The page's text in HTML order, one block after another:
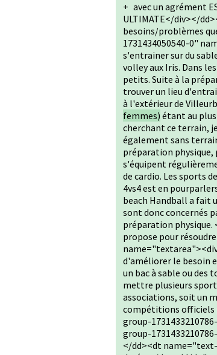
+ avec un agrément
ULTIMATE</div></
besoins/problèmes
1731434050540-0"
s'entrainer sur du
volley aux Iris. Dans
petits. Suite à la
trouver un lieu
à l'extérieur de
femmes) étant au
cherchant ce terrain,
également sans
préparation physique,
s'équipent
de cardio. Les sports
4vs4 est en
beach Handball a fait
sont donc concernés
préparation physique.
propose pour
d'améliorer le besoin
un bac à sable ou
mettre plusieurs
associations, soit un
compétitions officiels
group-
group-
</dd><dt